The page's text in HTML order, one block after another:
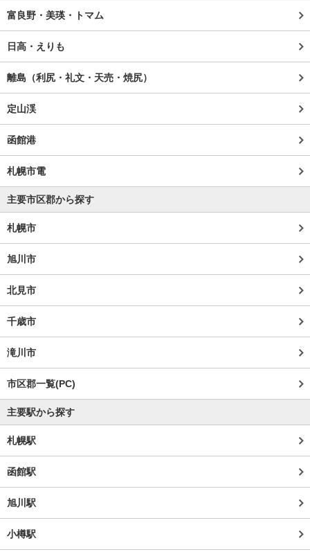
富良野・美瑛・トマム
日高・えりも
離島（利尻・礼文・天売・焼尻）
定山渓
函館港
札幌市電
主要市区郡から探す
札幌市
旭川市
北見市
千歳市
滝川市
市区郡一覧(PC)
主要駅から探す
札幌駅
函館駅
旭川駅
小樽駅